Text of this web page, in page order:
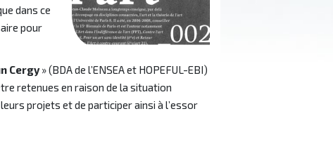
dans ce
pour
Cergy» (BDA de l’ENSEA et HOPEFUL-EBI)
retenues en raison de la situation
projets et de participer ainsi à l’essor